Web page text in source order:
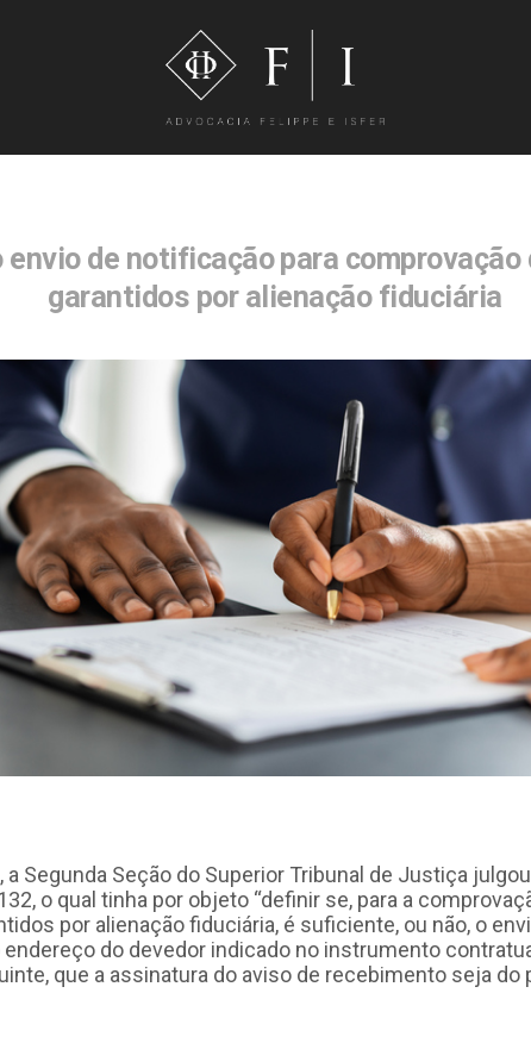
envio de notificação para
garantidos por alienação fiduciária
Segunda Seção do Superior Tribunal de Justiça
o qual tinha por objeto “definir se, para a
por alienação fiduciária, é suficiente, ou não, o
do devedor indicado no instrumento
que a assinatura do aviso de recebimento seja do